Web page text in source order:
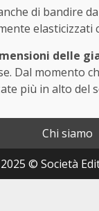
di bandire
elasticizzati
delle
Dal momento
più in alto del
Chi siamo
© Società